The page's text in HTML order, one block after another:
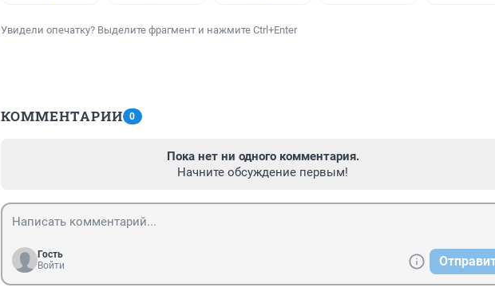
Увидели опечатку? Выделите фрагмент и нажмите Ctrl+Enter
КОММЕНТАРИИ 0
Пока нет ни одного комментария.
Начните обсуждение первым!
Гость
Войти